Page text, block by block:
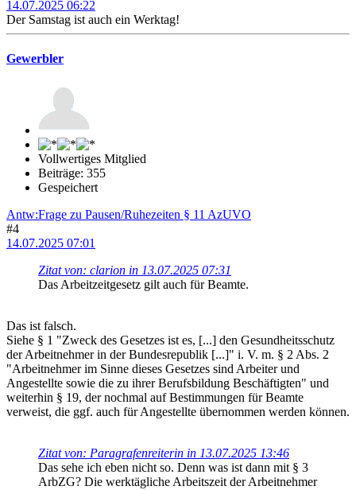
14.07.2025 06:22
Der Samstag ist auch ein Werktag!
Gewerbler
Vollwertiges Mitglied
Beiträge: 355
Gespeichert
Antw:Frage zu Pausen/Ruhezeiten § 11 AzUVO
#4
14.07.2025 07:01
Zitat von: clarion in 13.07.2025 07:31
Das Arbeitzeitgesetz gilt auch für Beamte.
Das ist falsch.
Siehe § 1 "Zweck des Gesetzes ist es, [...] den Gesundheitsschutz
der Arbeitnehmer in der Bundesrepublik [...]" i. V. m. § 2 Abs. 2
"Arbeitnehmer im Sinne dieses Gesetzes sind Arbeiter und
Angestellte sowie die zu ihrer Berufsbildung Beschäftigten" und
weiterhin § 19, der nochmal auf Bestimmungen für Beamte
verweist, die ggf. auch für Angestellte übernommen werden können.
Zitat von: Paragrafenreiterin in 13.07.2025 13:46
Das sehe ich eben nicht so. Denn was ist dann mit § 3
ArbZG? Die werktägliche Arbeitszeit der Arbeitnehmer